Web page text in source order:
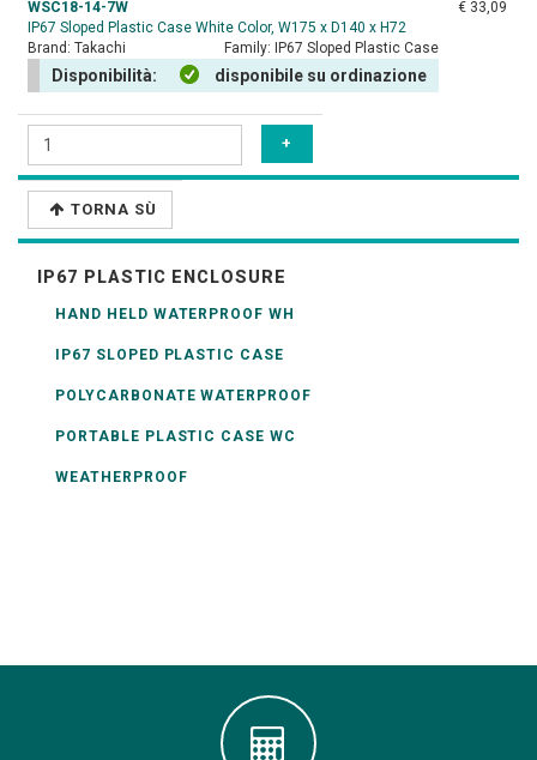
WSC18-14-7W
IP67 Sloped Plastic Case White Color, W175 x D140 x H72
Brand: Takachi Family: IP67 Sloped Plastic Case
Disponibilità: disponibile su ordinazione
€ 33,09
TORNA SÙ
IP67 PLASTIC ENCLOSURE
HAND HELD WATERPROOF WH
IP67 SLOPED PLASTIC CASE
POLYCARBONATE WATERPROOF
PORTABLE PLASTIC CASE WC
WEATHERPROOF